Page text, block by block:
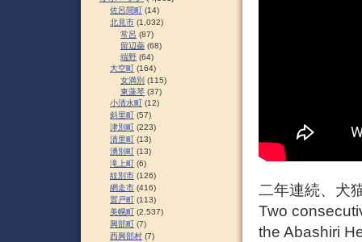
二年連続、犬
Two
the Abashiri
佐呂間町 (14)
北見市 (1,032)
常呂 (87)
留辺蘂 (68)
端野 (64)
大空町 (164)
女満別 (115)
東藻琴 (37)
小清水町 (12)
斜里町 (57)
津別町 (223)
清里町 (13)
湧別町 (13)
滝上町 (6)
紋別市 (126)
網走市 (416)
置戸町 (113)
美幌町 (2,537)
興部町 (7)
西興部村 (7)